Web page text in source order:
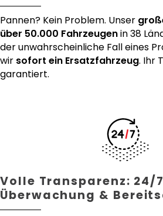
Pannen? Kein Problem. Unser
über 50.000 Fahrzeugenin 38
der unwahrscheinliche Fall eines
wir sofort ein Ersatzfahrzeug. Ihr
garantiert.
Volle Transparenz: 24/7
Überwachung &